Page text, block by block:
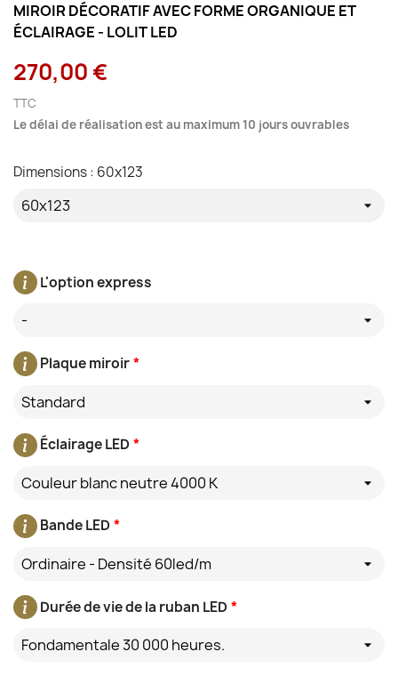
MIROIR DÉCORATIF AVEC FORME ORGANIQUE ET
ÉCLAIRAGE - LOLIT LED
270,00 €
TTC
Le délai de réalisation est au maximum 10 jours ouvrables
L'option express
-
*
Plaque miroir
Standard
*
Éclairage LED
Couleur blanc neutre 4000 K
*
Bande LED
Ordinaire - Densité 60led/m
*
Durée de vie de la ruban LED
Fondamentale 30 000 heures.
Dimensions : 60x123